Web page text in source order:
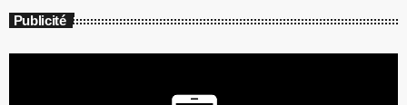
Publicité